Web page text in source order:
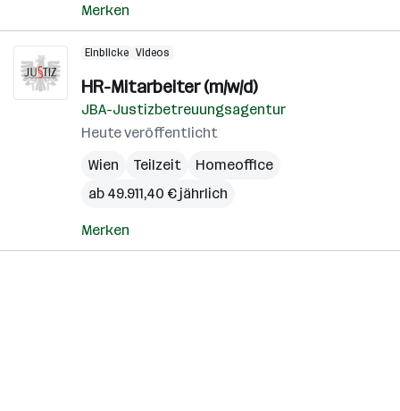
Merken
Einblicke Videos
HR-Mitarbeiter (m/w/d)
JBA-Justizbetreuungsagentur
Heute veröffentlicht
Wien
Teilzeit
Homeoffice
ab 49.911,40 € jährlich
Merken